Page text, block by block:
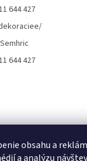
obsahu a
a analýzu
644 427
644 427